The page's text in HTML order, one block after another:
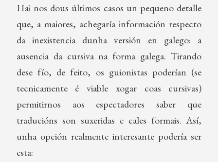
Hai nos dous últimos casos un pequeno detalle
que, a maiores, achegaría información respecto
da inexistencia dunha versión en galego: a
ausencia da cursiva na forma galega. Tirando
dese fío, de feito, os guionistas poderían (se
tecnicamente é viable xogar coas cursivas)
permitirnos aos espectadores saber que
traducións son suxeridas e cales formais. Así,
unha opción realmente interesante podería ser
esta: